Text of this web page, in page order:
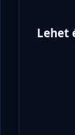
Lehet